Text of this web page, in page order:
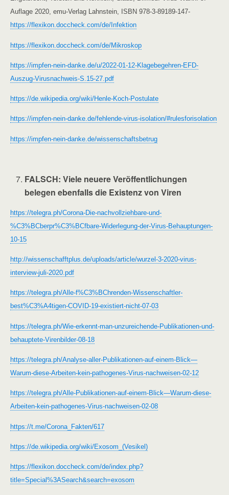
Auflage 2020, emu-Verlag Lahnstein, ISBN 978-3-89189-147-
https://flexikon.doccheck.com/de/Infektion
https://flexikon.doccheck.com/de/Mikroskop
https://impfen-nein-danke.de/u/2022-01-12-Klagebegehren-EFD-
Auszug-Virusnachweis-S.15-27.pdf
https://de.wikipedia.org/wiki/Henle-Koch-Postulate
https://impfen-nein-danke.de/fehlende-virus-isolation/#rulesforisolation
https://impfen-nein-danke.de/wissenschaftsbetrug
FALSCH: Viele neuere Veröffentlichungen
belegen ebenfalls die Existenz von Viren
https://telegra.ph/Corona-Die-nachvollziehbare-und-
%C3%BCberpr%C3%BCfbare-Widerlegung-der-Virus-Behauptungen-
10-15
http://wissenschafftplus.de/uploads/article/wurzel-3-2020-virus-
interview-juli-2020.pdf
https://telegra.ph/Alle-f%C3%BChrenden-Wissenschaftler-
best%C3%A4tigen-COVID-19-existiert-nicht-07-03
https://telegra.ph/Wie-erkennt-man-unzureichende-Publikationen-und-
behauptete-Virenbilder-08-18
https://telegra.ph/Analyse-aller-Publikationen-auf-einem-Blick—
Warum-diese-Arbeiten-kein-pathogenes-Virus-nachweisen-02-12
https://telegra.ph/Alle-Publikationen-auf-einem-Blick—Warum-diese-
Arbeiten-kein-pathogenes-Virus-nachweisen-02-08
https://t.me/Corona_Fakten/617
https://de.wikipedia.org/wiki/Exosom_(Vesikel)
https://flexikon.doccheck.com/de/index.php?
title=Special%3ASearch&search=exosom